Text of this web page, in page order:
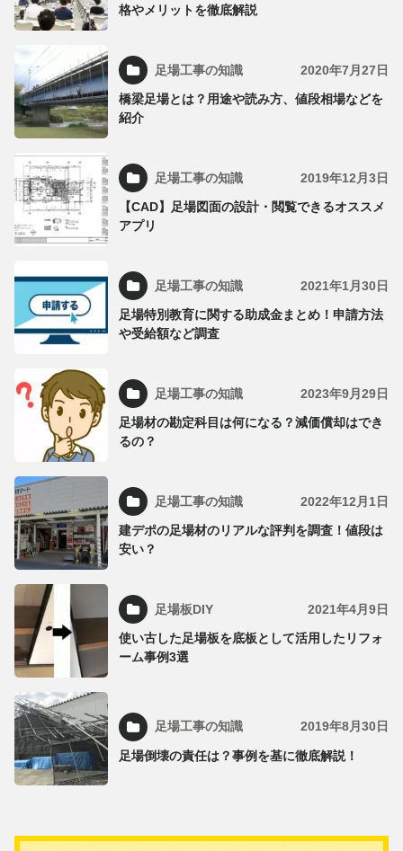
格やメリットを徹底解説
足場工事の知識 2020年7月27日
橋梁足場とは？用途や読み方、値段相場などを
紹介
足場工事の知識 2019年12月3日
【CAD】足場図面の設計・閲覧できるオススメ
アプリ
足場工事の知識 2021年1月30日
足場特別教育に関する助成金まとめ！申請方法
や受給額など調査
足場工事の知識 2023年9月29日
足場材の勘定科目は何になる？減価償却はでき
るの？
足場工事の知識 2022年12月1日
建デポの足場材のリアルな評判を調査！値段は
安い？
足場板DIY 2021年4月9日
使い古した足場板を底板として活用したリフォ
ーム事例3選
足場工事の知識 2019年8月30日
足場倒壊の責任は？事例を基に徹底解説！